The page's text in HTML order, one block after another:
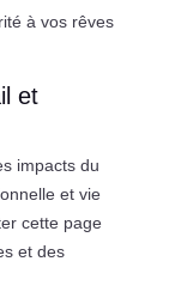
à vos rêves
et
impacts du
et vie
cette page
et des